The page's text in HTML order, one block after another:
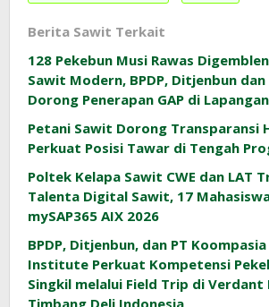
Berita Sawit Terkait
128 Pekebun Musi Rawas
Sawit Modern, BPDP, Ditjenbun
Dorong Penerapan GAP di Lapangan
Petani Sawit Dorong Transparansi
Perkuat Posisi Tawar di Tengah
Poltek Kelapa Sawit CWE dan LAT
Talenta Digital Sawit, 17
mySAP365 AIX 2026
BPDP, Ditjenbun, dan PT
Institute Perkuat Kompetensi
Singkil melalui Field Trip di Verdant